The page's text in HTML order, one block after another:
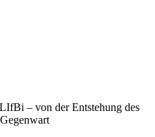
– von der Entstehung des